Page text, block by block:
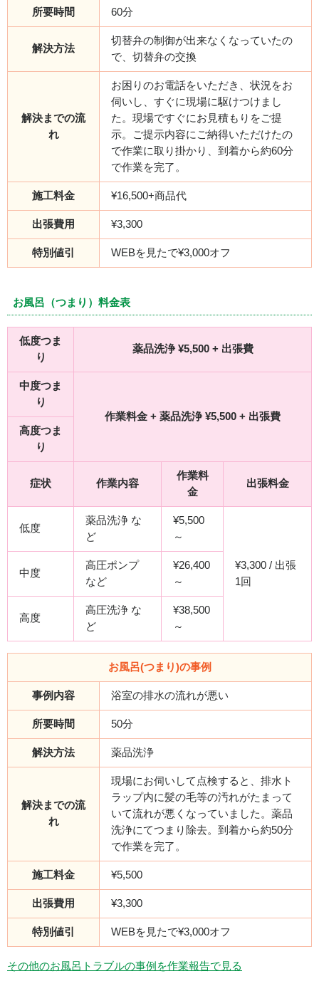
所要時間 60分
解決方法
切替弁の制御が出来なくなっていたの
で、切替弁の交換
解決までの流
れ
お困りのお電話をいただき、状況をお
伺いし、すぐに現場に駆けつけまし
た。現場ですぐにお見積もりをご提
示。ご提示内容にご納得いただけたの
で作業に取り掛かり、到着から約60分
で作業を完了。
施工料金 ¥16,500+商品代
出張費用 ¥3,300
特別値引 WEBを見たで¥3,000オフ
お風呂（つまり）料金表
低度つま
り
薬品洗浄 ¥5,500 + 出張費
中度つま
り
作業料金 + 薬品洗浄 ¥5,500 + 出張費
高度つま
り
症状 作業内容
作業料
金
出張料金
低度
薬品洗浄 な
ど
¥5,500
～
¥3,300 / 出張
1回
中度
高圧ポンプ
など
¥26,400
～
高度
高圧洗浄 な
ど
¥38,500
～
お風呂(つまり)の事例
事例内容 浴室の排水の流れが悪い
所要時間 50分
解決方法 薬品洗浄
解決までの流
れ
現場にお伺いして点検すると、排水ト
ラップ内に髪の毛等の汚れがたまって
いて流れが悪くなっていました。薬品
洗浄にてつまり除去。到着から約50分
で作業を完了。
施工料金 ¥5,500
出張費用 ¥3,300
特別値引 WEBを見たで¥3,000オフ
その他のお風呂トラブルの事例を作業報告で見る